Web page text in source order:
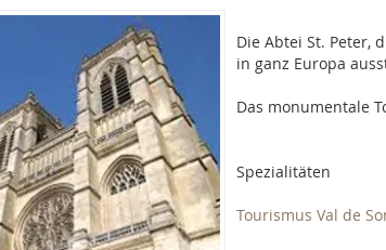
Die Abtei St. Peter,
in ganz Europa
Das monumentale
Spezialitäten
Tourismus Val de